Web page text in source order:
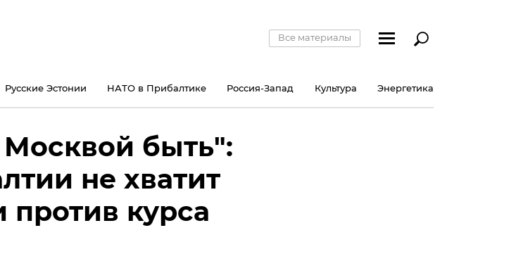
Все материалы
Русские Эстонии НАТО в Прибалтике Россия-Запад Культура Энергетика
быть":
не хватит
против курса